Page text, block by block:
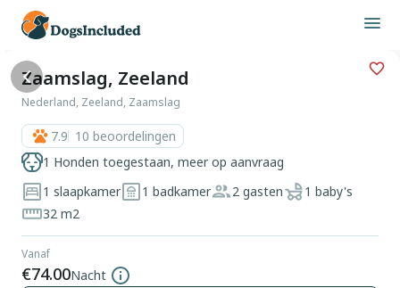
Zaamslag, Zeeland
Nederland, Zeeland, Zaamslag
7.9 10 beoordelingen
1 Honden toegestaan, meer op aanvraag
1 slaapkamer
1 badkamer 2 gasten
1 baby's
32 m2
Vanaf
€74.00Nacht